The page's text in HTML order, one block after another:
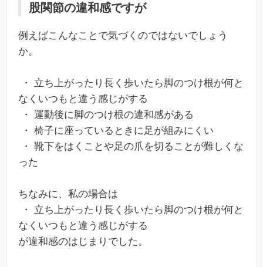
股関節の違和感ですが
例えばこんなことで気づくのではないでしょう
か。
・ 立ち上がったり長く歩いたら脚のつけ根が何と
なくいつもと違う感じがする
・ 運動後に脚のつけ根の違和感がある
・ 椅子に座っているときに足が組みにくい
・ 靴下をはくことや足の爪を切ることが難しくな
った
ちなみに、私の場合は
・ 立ち上がったり長く歩いたら脚のつけ根が何と
なくいつもと違う感じがする
が違和感のはじまりでした。